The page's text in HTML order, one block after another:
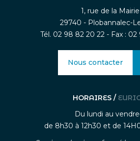
1, rue de la Mairie
29740 - Plobannalec-
Tél. 02 98 82 20 22 - Fax :
Nous contacter
HORAIRES /
Du lundi au
de 8h30 à 12h30 et de